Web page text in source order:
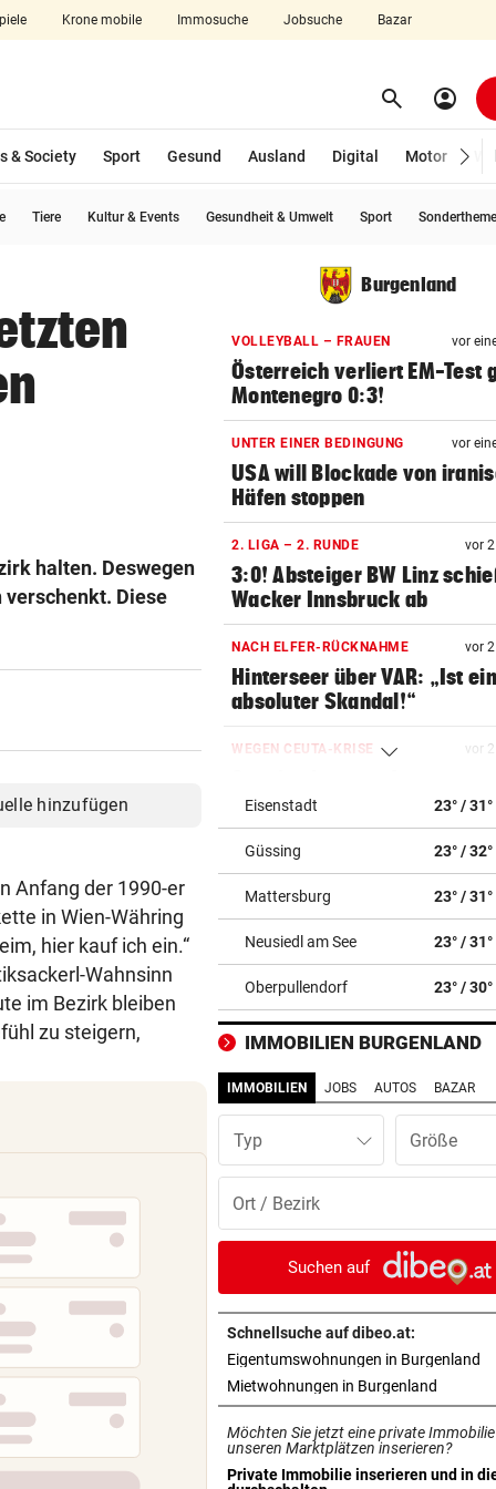
Krone mobile Immosuche Jobsuche Bazar
aufklappen search Suchen
account_circle
& Society Sport Gesund Ausland Digital Motor
Tiere Kultur & Events Gesundheit & Umwelt Sport
halten. Deswegen
verschenkt. Diese
hinzufügen
Anfang der 1990-er
in Wien-Währing
hier kauf ich ein.“
Wahnsinn
im Bezirk bleiben
zu steigern,
Burgenland
VOLLEYBALL – FRAUEN vor
Österreich verliert EM-Test
Montenegro 0:3!
UNTER EINER BEDINGUNG vor
USA will Blockade von
Häfen stoppen
2. LIGA – 2. RUNDE vor
3:0! Absteiger BW Linz
Wacker Innsbruck ab
NACH ELFER-RÜCKNAHME vor
Hinterseer über VAR: „Ist ein
absoluter Skandal!“
WEGEN CEUTA-KRISE vor
Grenzkontrollen für Italien
SONNTAG NOCH IM KASTEN vor
Klubs aus Holland und
locken WAC-Goalie
Brasilien-Legende schockt
mit Mallet-Finger
KIND UND PARTNER TOT
Traktor-Unglück: Mutter
meldet sich zu Wort
hat keinen Plan
LÄNDLE-KICKER SIEGEN vor
3:1 nach 0:1! Altach dreht
gegen WSG Tirol
KRITIK AUS POLITIK vor
Theater stellt
300.000 Euro auf
Eisenstadt 23° / 31°
Güssing 23° / 32°
Mattersburg 23° / 31°
Neusiedl am See 23° / 31°
Oberpullendorf 23° / 30°
IMMOBILIEN BURGENLAND
IMMOBILIEN JOBS AUTOS BAZAR
Typ
Suchen auf
Schnellsuche auf dibeo.at:
Eigentumswohnungen in Burgenland
Mietwohnungen in Burgenland
Möchten Sie jetzt eine private
unseren Marktplätzen inserieren?
Private Immobilie inserieren und in